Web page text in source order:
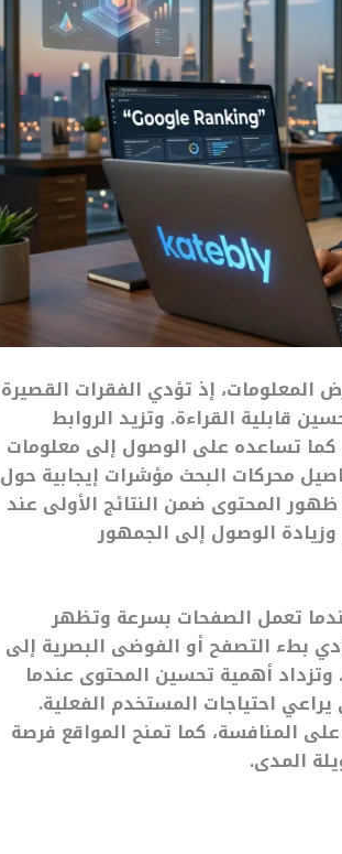
إذ تؤدي الفقرات القصيرة
قابلية القراءة. وتزيد الروابط
كما تساعده على الوصول إلى معلومات
محركات البحث مؤشرات إيجابية حول
المحتوى ضمن النتائج الأولى عند
الوصول إلى الجمهور
تعمل الصفحات بسرعة وتظهر
بطء التصفح أو الفوضى البصرية إلى
أهمية تحسين المحتوى عندما
احتياجات المستخدم الفعلية.
المنافسة، كما تمنح المواقع فرصة
المدى.